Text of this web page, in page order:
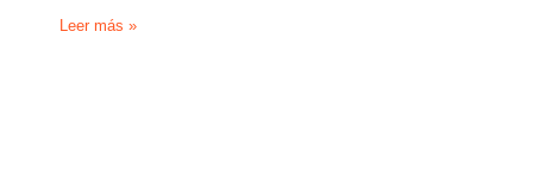
Fuentes
Leer más »